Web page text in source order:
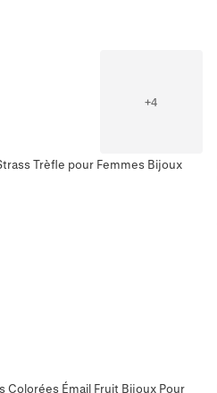
+4
Trèfle pour Femmes Bijoux
Colorées Émail Fruit Bijoux Pour